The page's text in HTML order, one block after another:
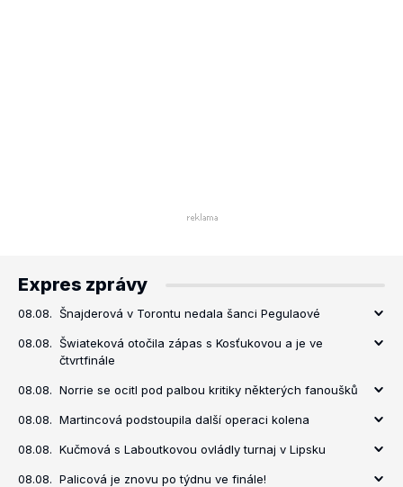
Expres zprávy
08.08. Šnajderová v Torontu nedala šanci Pegulaové
08.08. Šwiateková otočila zápas s Kosťukovou a je ve
čtvrtfinále
08.08. Norrie se ocitl pod palbou kritiky některých fanoušků
08.08. Martincová podstoupila další operaci kolena
08.08. Kučmová s Laboutkovou ovládly turnaj v Lipsku
08.08. Palicová je znovu po týdnu ve finále!